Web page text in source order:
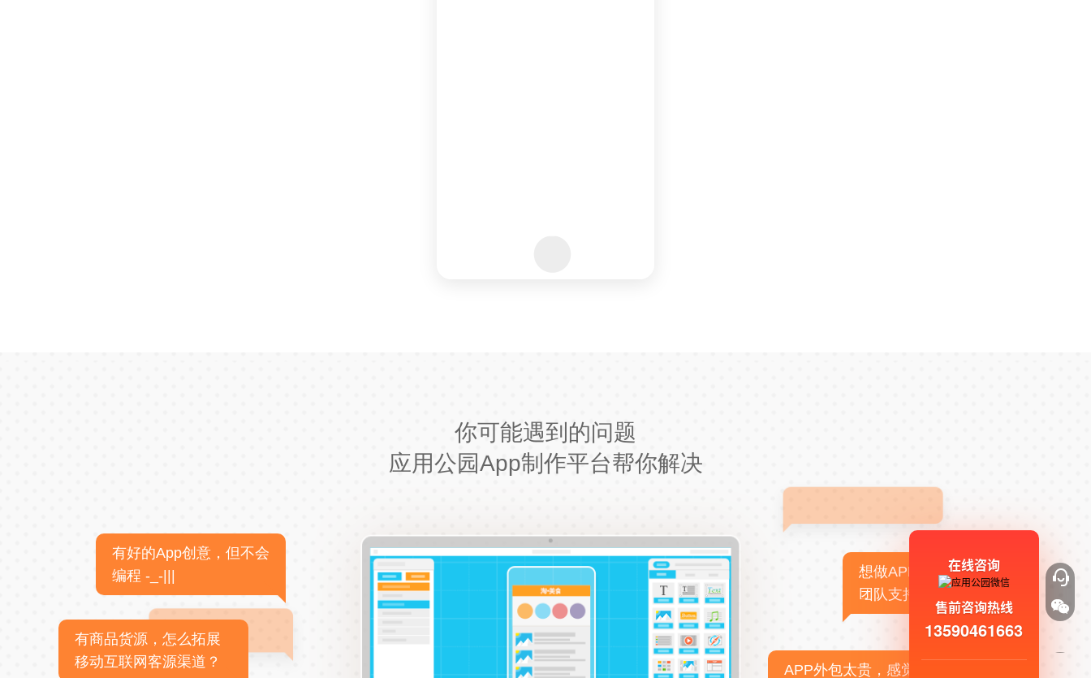
你可能遇到的问题
应用公园App制作平台帮你解决
有好的App创意，但不会
编程 -_-|||
有商品货源，怎么拓展
移动互联网客源渠道？
想做APP，但没有技术
团队支持
APP外包太贵，感觉不
在线咨询
售前咨询热线
13590461663